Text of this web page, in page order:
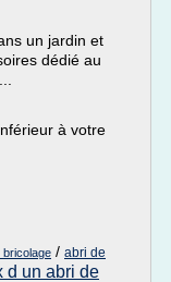
un jardin et
dédié au
à votre
bricolage / abri de
d un abri de